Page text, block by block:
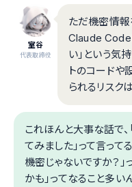
室谷
代表取締役
ただ機密情
Claude Code
い」という気
トのコード
られるリスク
これほんと大事な話で
てみました」って言って
機密じゃないですか？」
かも」ってなること多い